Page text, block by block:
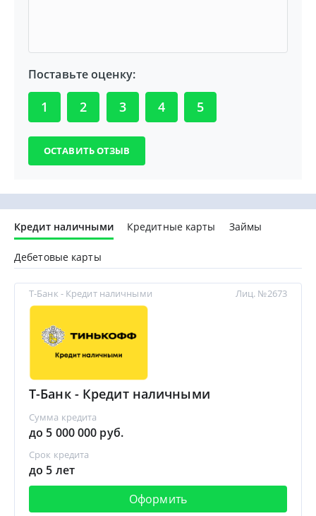
Поставьте оценку:
1 2 3 4 5
Кредит наличными Кредитные карты Займы
Дебетовые карты
Т-Банк - Кредит наличными
Т-Банк - Кредит наличными
Сумма кредита
до 5 000 000 руб.
Срок кредита
до 5 лет
Оформить
Лиц. №2673